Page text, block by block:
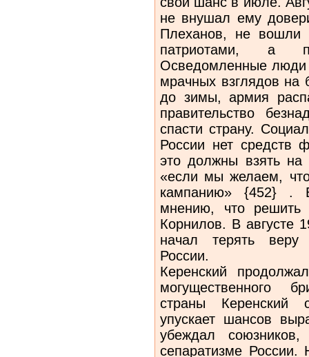
не внушал ему
Плеханов, не вошли
патриотами, а
Осведомленные люди
мрачных взглядов на
до зимы, армия
правительство
спасти страну.
России нет средств
это должны взять на
«если мы желаем,
кампанию» {452} .
мнению, что
Корнилов. В августе
начал терять веру
России.
Керенский
могущественного
страны Керенский
упускает шансов
убеждал
сепаратизме